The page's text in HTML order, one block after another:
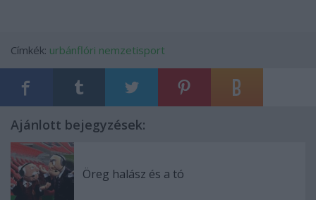
Címkék: urbánflóri nemzetisport
Ajánlott bejegyzések:
Öreg halász és a tó